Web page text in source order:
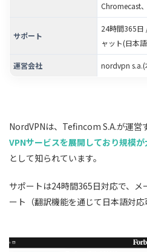
Chromecast
サポート
24時間365日
ャット(日本
運営会社 nordvpn s.a.(
NordVPNは、Tefincom S.A.が運営
VPNサービスを展開しており規模
として知られています。
サポートは24時間365日対応で、
ート（翻訳機能を通じて日本語対応